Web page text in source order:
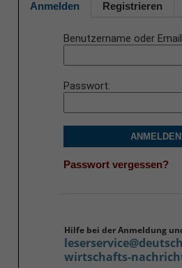
Anmelden Registrieren
Benutzername oder
Passwort
ANMELDEN
Passwort vergessen?
Hilfe bei der Anmeldung
wirtschafts-